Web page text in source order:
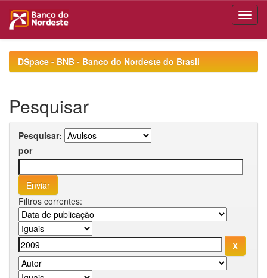
navigationDSpace - BNB - Banco do Nordeste do Brasil
Pesquisar
Pesquisar:
por
Filtros correntes: